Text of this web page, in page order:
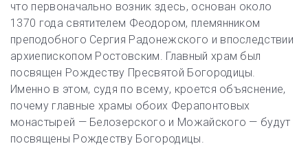
что первоначально возник здесь, основан около
1370 года святителем Феодором, племянником
преподобного Сергия Радонежского и впоследствии
архиепископом Ростовским. Главный храм был
посвящен Рождеству Пресвятой Богородицы.
Именно в этом, судя по всему, кроется объяснение,
почему главные храмы обоих Ферапонтовых
монастырей — Белозерского и Можайского — будут
посвящены Рождеству Богородицы.